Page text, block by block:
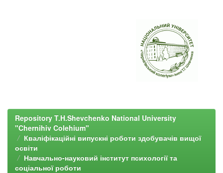
Repository T.H.Shevchenko National University
"Chernihiv Colehium"
Кваліфікаційні випускні роботи здобувачів вищої
освіти
Навчально-науковий інститут психології та
соціальної роботи